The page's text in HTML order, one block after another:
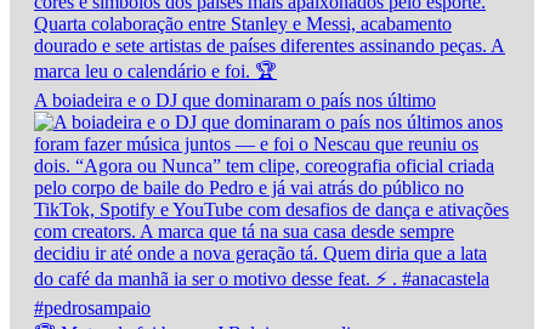
A boiadeira e o DJ que dominaram o país nos último